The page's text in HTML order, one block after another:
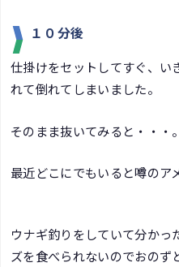
１０分後
仕掛けをセットしてすぐ、い
れて倒れてしまいました。
そのまま抜いてみると・・・。
最近どこにでもいると噂のア
ウナギ釣りをしていて分かっ
ズを食べられないのでおのず